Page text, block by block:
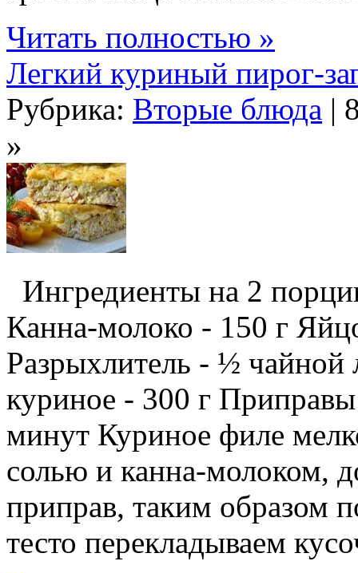
Читать полностью »
Легкий куриный пирог-
Рубрика: Вторые блюда |
»
Ингредиенты на 2
Канна-молоко - 150 г
Разрыхлитель - ½
куриное - 300 г
минут Куриное филе
солью и канна-молоком,
приправ, таким образом
тесто перекладываем